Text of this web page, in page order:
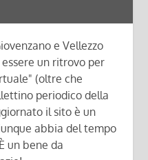
e Vellezzo
un ritrovo per
(oltre che
periodico della
il sito è un
abbia del tempo
un bene da